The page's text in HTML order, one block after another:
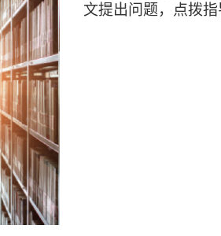
文提出问题，点拨